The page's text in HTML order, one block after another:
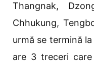
Thangnak,
Chhukung,
urmă se termină
are 3 treceri care